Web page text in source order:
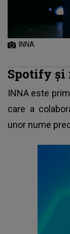
INNA
Spotify și
INNA este
care a
unor nume